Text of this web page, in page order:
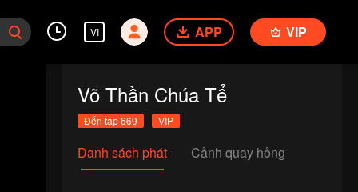
VI APP VIP
Võ Thần Chúa Tể
Đến tập 669 VIP
Danh sách phát Cảnh quay hỏng